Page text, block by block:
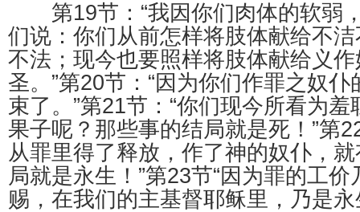
第19节：“我因你们肉体的软弱
们说：你们从前怎样将肢体献给不
不法；现今也要照样将肢体献给义
圣。”第20节：“因为你们作罪之奴
束了。”第21节：“你们现今所看为
果子呢？那些事的结局就是死！”第
从罪里得了释放，作了神的奴仆，
局就是永生！”第23节“因为罪的工
赐，在我们的主基督耶稣里，乃是永